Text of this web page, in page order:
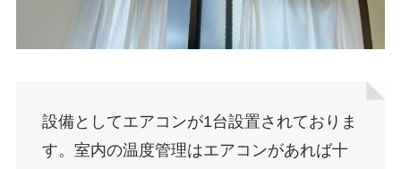
設備としてエアコンが1台設置されておりま
す。室内の温度管理はエアコンがあれば十